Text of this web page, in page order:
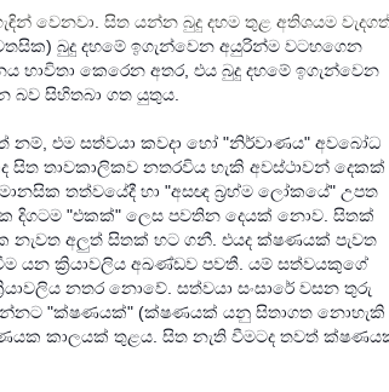
වෙනවා. සිත යන්න බුදු දහම තුළ අතිශයම
බුදු දහමේ ඉගැන්වෙන අයුරින්ම වටහගෙන
භාවිතා කෙරෙන අතර, එය බුදු දහමේ ඉගැන්වෙන
බව සිහිතබා ගත යුතුය.
නම්, එම සත්වයා කවදා හෝ "නිර්වාණය" අවබෝධ
තාවකාලිකව නතරවිය හැකි අවස්ථාවන් දෙකක්
තත්වයේදී හා "අසඥ බ්‍රහ්ම ලෝකයේ" උපත
දිගටම "එකක්" ලෙස පවතින දෙයක් නොව. සිතක්
නැවත අලුත් සිතක් හට ගනී. එයද ක්ෂණයක් පැවත
යන ක්‍රියාවලිය අඛණ්ඩව පවතී. යම් සත්වයකුගේ
නතර නොවේ. සත්වයා සංසාරේ වසන තුරු
"ක්ෂණයක්" (ක්ෂණයක් යනු සිතාගත නොහැකි
කාලයක් තුළය. සිත නැති වීමටද තවත්